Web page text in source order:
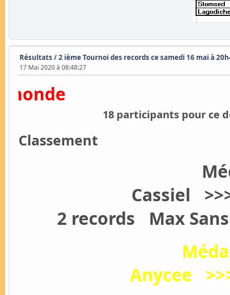
Résultats /2 ième Tournoi des records ce samedi 16 mai à
17 Mai 2020 à 08:48:27
18 participants pour ce
Classement
Cassiel
2 records Max
Anycee